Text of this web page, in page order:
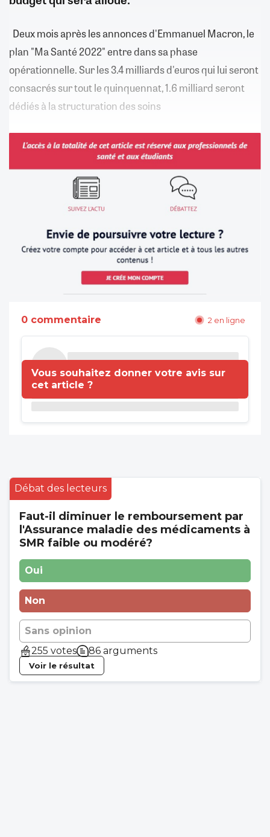
Deux mois après les annonces d'Emmanuel Macron, le
plan "Ma Santé 2022" entre dans sa phase
opérationnelle. Sur les 3.4 milliards d'euros qui lui seront
consacrés sur tout le quinquennat, 1.6 milliard seront
dédiés à la structuration des soins
0 commentaire 2 en ligne
Vous souhaitez donner votre avis sur
cet article ?
Débat des lecteurs
Faut-il diminuer le remboursement par
l'Assurance maladie des médicaments à
SMR faible ou modéré?
Oui
Non
Sans opinion
255 votes
86 arguments
Voir le résultat